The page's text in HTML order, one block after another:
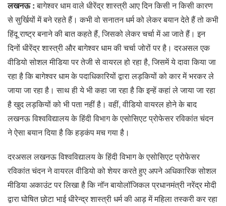
लखनऊ :बागेश्वर धाम वाले धीरेंद्र शास्त्री आए दिन किसी न किसी कारण
से सुर्खियों में बने रहते हैं। कभी वो सनातन धर्म को लेकर बयान देते हैं तो कभी
हिंदू राष्ट्र बनाने की बात कहते हैं, जिसको लेकर चर्चा में आ जाते हैं। इन
दिनों धीरेंद्र शास्त्री और बागेश्वर धाम की चर्चा जोरों पर है। दरअसल एक
वीडियो सोशल मीडिया पर तेजी से वायरल हो रहा है, जिसमें ये दावा किया जा
रहा है कि बागेश्वर धाम के पदाधिकारियों द्वारा लड़कियों को कार में भरकर ले
जाया जा रहा है। साथ ही ये भी कहा जा रहा है कि इन्हें कहां ले जाया जा रहा
है खुद लड़कियों को भी पता नहीं है। वहीं, वीडियो वायरल होने के बाद
लखनऊ विश्वविद्यालय के हिंदी विभाग के एसोसिएट प्रोफेसर रविकांत चंदन
ने ऐसा बयान दिया है कि हड़कंप मच गया है।
दरअसल लखनऊ विश्वविद्यालय के हिंदी विभाग के एसोसिएट प्रोफेसर
रविकांत चंदन ने वायरल वीडियो को शेयर करते हुए अपने अधिकारिक सोशल
मीडिया अकाउंट पर लिखा है कि नॉन बायोलॉजिकल प्रधानमंत्री नरेंद्र मोदी
द्वारा घोषित छोटा भाई धीरेन्द्र शास्त्री धर्म की आड़ में महिला तस्करी कर रहा